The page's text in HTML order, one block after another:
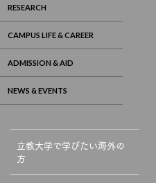
立教大学で学びたい海外の
方